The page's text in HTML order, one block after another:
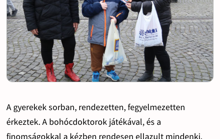
A gyerekek sorban, rendezetten, fegyelmezetten
érkeztek. A bohócdoktorok játékával, és a
finomságokkal a kézben rendesen ellazult mindenki.